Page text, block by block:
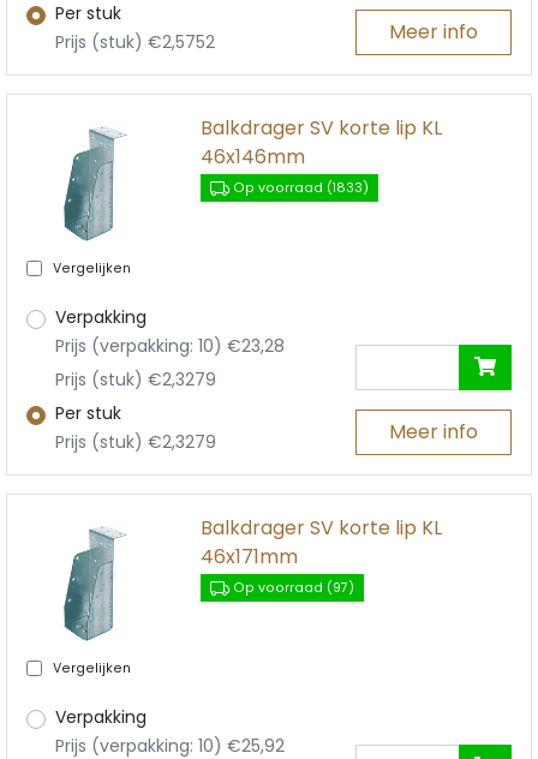
Per stuk
Prijs (stuk) €2,5752
Meer info
Vergelijken
Balkdrager SV korte lip KL
46x146mm
Op voorraad (1833)
Verpakking
Prijs (verpakking: 10) €23,28
Prijs (stuk) €2,3279
Per stuk
Prijs (stuk) €2,3279
Meer info
Vergelijken
Balkdrager SV korte lip KL
46x171mm
Op voorraad (97)
Verpakking
Prijs (verpakking: 10) €25,92